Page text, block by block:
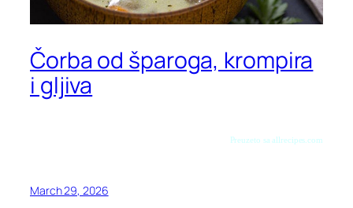
Čorba od šparoga, krompira
i gljiva
Preuzeto sa allrecipes.com
March 29, 2026